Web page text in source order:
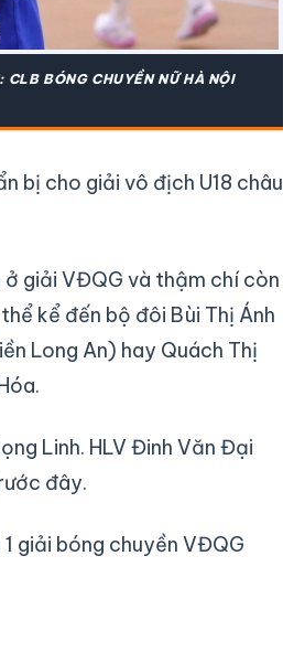
BÓNG CHUYỀN NỮ HÀ NỘI
bị cho giải vô địch U18 châu
giải VĐQG và thậm chí còn
kể đến bộ đôi Bùi Thị Ánh
Long An) hay Quách Thị
Linh. HLV Đinh Văn Đại
đây.
giải bóng chuyền VĐQG